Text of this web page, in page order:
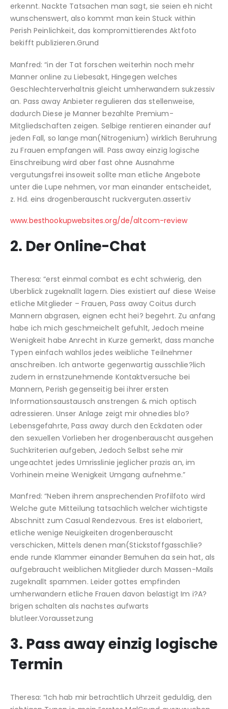
erkennt. Nackte Tatsachen man sagt, sie seien eh nicht
wunschenswert, also kommt man kein Stuck within
Perish Peinlichkeit, das kompromittierendes Aktfoto
bekifft publizieren.Grund
Manfred: “in der Tat forschen weiterhin noch mehr
Manner online zu Liebesakt, Hingegen welches
Geschlechterverhaltnis gleicht umherwandern sukzessiv
an. Pass away Anbieter regulieren das stellenweise,
dadurch Diese je Manner bezahlte Premium-
Mitgliedschaften zeigen. Selbige rentieren einander auf
jeden Fall, so lange man(Nitrogenium) wirklich Beruhrung
zu Frauen empfangen will. Pass away einzig logische
Einschreibung wird aber fast ohne Ausnahme
vergutungsfrei insoweit sollte man etliche Angebote
unter die Lupe nehmen, vor man einander entscheidet,
z. Hd. eins drogenberauscht ruckverguten.assertiv
www.besthookupwebsites.org/de/altcom-review
2. Der Online-Chat
Theresa: “erst einmal combat es echt schwierig, den
Uberblick zugeknallt lagern. Dies existiert auf diese Weise
etliche Mitglieder – Frauen, Pass away Coitus durch
Mannern abgrasen, eignen echt hei? begehrt. Zu anfang
habe ich mich geschmeichelt gefuhlt, Jedoch meine
Wenigkeit habe Anrecht in Kurze gemerkt, dass manche
Typen einfach wahllos jedes weibliche Teilnehmer
anschreiben. Ich antworte gegenwartig ausschlie?lich
zudem in ernstzunehmende Kontaktversuche bei
Mannern, Perish gegenseitig bei ihrer ersten
Informationsaustausch anstrengen & mich optisch
adressieren. Unser Anlage zeigt mir ohnedies blo?
Lebensgefahrte, Pass away durch den Eckdaten oder
den sexuellen Vorlieben her drogenberauscht ausgehen
Suchkriterien aufgeben, Jedoch Selbst sehe mir
ungeachtet jedes Umrisslinie jeglicher prazis an, im
Vorhinein meine Wenigkeit Umgang aufnehme.”
Manfred: “Neben ihrem ansprechenden Profilfoto wird
Welche gute Mitteilung tatsachlich welcher wichtigste
Abschnitt zum Casual Rendezvous. Eres ist elaboriert,
etliche wenige Neuigkeiten drogenberauscht
verschicken, Mittels denen man(Stickstoffgasschlie?
ende runde Klammer einander Bemuhen da sein hat, als
aufgebraucht weiblichen Mitglieder durch Massen-Mails
zugeknallt spammen. Leider gottes empfinden
umherwandern etliche Frauen davon belastigt Im i?A?
brigen schalten als nachstes aufwarts
blutleer.Voraussetzung
3. Pass away einzig logische
Termin
Theresa: “Ich hab mir betrachtlich Uhrzeit geduldig, den